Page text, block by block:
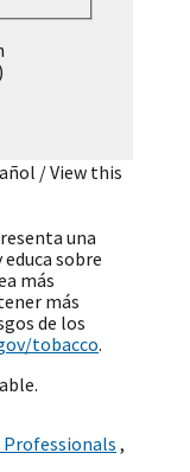
/ View this
una
sobre
más
más
de los
tobacco.
,